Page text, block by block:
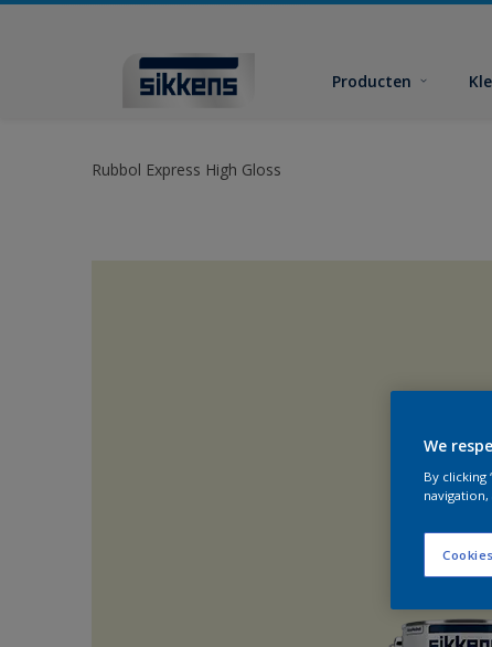
Producten
Rubbol Express High Gloss
We
By